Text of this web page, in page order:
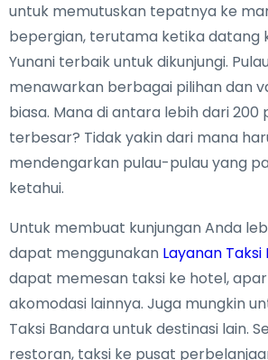
untuk memutuskan tepatnya ke
bepergian, terutama ketika datang
Yunani terbaik untuk dikunjungi.
menawarkan berbagai pilihan dan
biasa. Mana di antara lebih dari 200
terbesar? Tidak yakin dari mana
mendengarkan pulau-pulau yang
ketahui.
Untuk membuat kunjungan Anda
dapat menggunakan Layanan
dapat memesan taksi ke hotel,
akomodasi lainnya. Juga mungkin
Taksi Bandara untuk destinasi lain.
restoran, taksi ke pusat